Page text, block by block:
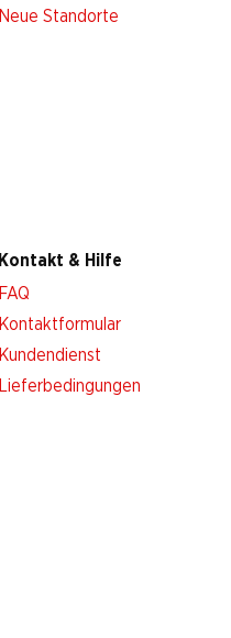
Neue Standorte
Kontakt & Hilfe
FAQ
Kontaktformular
Kundendienst
Lieferbedingungen